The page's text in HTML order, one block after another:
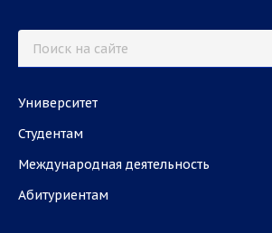
Университет
Студентам
Международная деятельность
Абитуриентам